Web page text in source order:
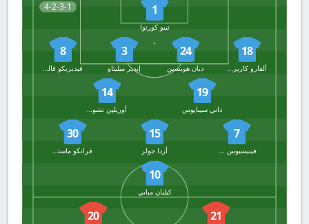
4-2-3-1 1
تيبو كورتوا
18
ألفارو كاريراس
24
ديان هويسين
3
إيدير ميليتاو
8
فيديريكو فالفيردي
19
داني سيبايوس
14
أوريلين تشواميني
7
فينيسيوس جونيور
15
أردا جولر
30
فرانكو ماستانتونو
10
كيليان مبابي
21
20